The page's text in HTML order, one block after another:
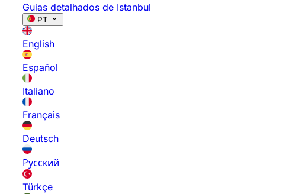
Guias detalhados de Istanbul
PT
English
Español
Italiano
Français
Deutsch
Русский
Türkçe